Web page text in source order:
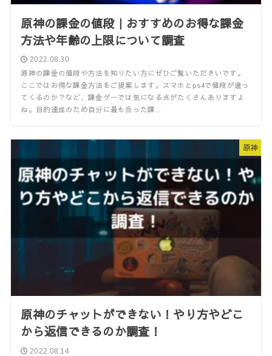
原神の課金の値段｜おすすめのお得な課金
方法や年齢の上限について調査
2022.08.30
原神の課金の値段や方法を知りたい方にぜひご覧いただきいです。
ここではお得な課金方法をご提案します。スマホとps4で値段が違っ
てくるのか？など、課金ゲーでは気になる点がたくさんありますよ
ね。目的達成のため自分に最も合った課...
原神
原神のチャットができない！やり方やどこ
から返信できるのか調査！
2022.08.14